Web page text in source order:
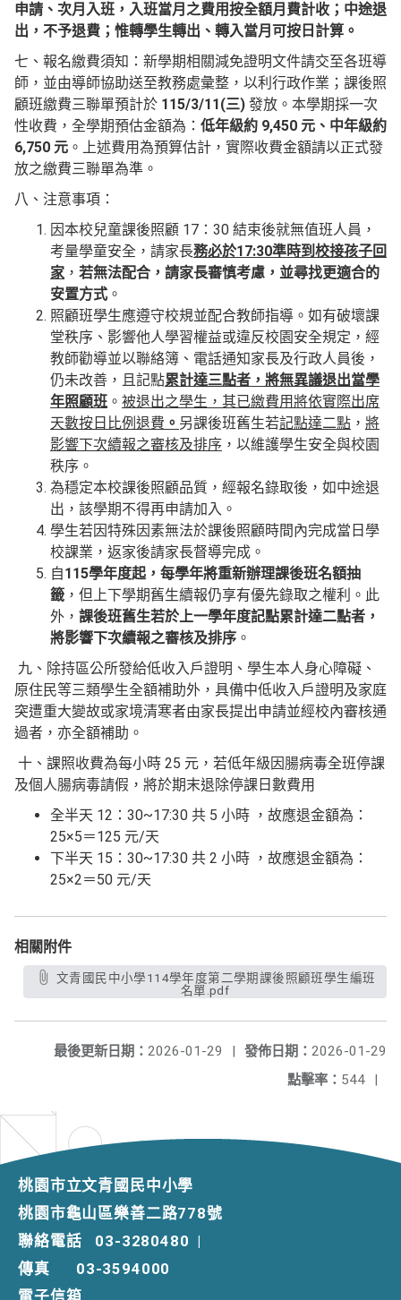
申請、次月入班，入班當月之費用按全額月費計收；中途退
出，不予退費；惟轉學生轉出、轉入當月可按日計算。
七、報名繳費須知：新學期相關減免證明文件請交至各班導
師，並由導師協助送至教務處彙整，以利行政作業；課後照
顧班繳費三聯單預計於 115/3/11(三) 發放。本學期採一次
性收費，全學期預估金額為： 低年級約 9,450 元、中年級約
6,750 元 。上述費用為預算估計，實際收費金額請以正式發
放之繳費三聯單為準。
八、注意事項：
因本校兒童課後照顧 17：30 結束後就無值班人員，
考量學童安全，請家長務必於17:30準時到校接孩子回
家 ， 若無法配合，請家長審慎考慮，並尋找更適合的
安置方式 。
照顧班學生應遵守校規並配合教師指導。如有破壞課
堂秩序、影響他人學習權益或違反校園安全規定，經
教師勸導並以聯絡簿、電話通知家長及行政人員後，
仍未改善，且記點累計達三點者，將無異議退出當學
年照顧班 。 被退出之學生，其已繳費用將依實際出席
天數按日比例退費 。 另課後班舊生若記點達二點 ， 將
影響下次續報之審核及排序 ，以維護學生安全與校園
秩序。
為穩定本校課後照顧品質，經報名錄取後，如中途退
出，該學期不得再申請加入。
學生若因特殊因素無法於課後照顧時間內完成當日學
校課業，返家後請家長督導完成。
自115學年度起，每學年將重新辦理課後班名額抽
籤 ，但上下學期舊生續報仍享有優先錄取之權利。此
外， 課後班舊生若於上一學年度記點累計達二點者，
將影響下次續報之審核及排序 。
九、除持區公所發給低收入戶證明、學生本人身心障礙、
原住民等三類學生全額補助外，具備中低收入戶證明及家庭
突遭重大變故或家境清寒者由家長提出申請並經校內審核通
過者，亦全額補助。
十、課照收費為每小時 25 元，若低年級因腸病毒全班停課
及個人腸病毒請假，將於期末退除停課日數費用
全半天 12：30~17:30 共 5 小時 ，故應退金額為：
25×5＝125 元/天
下半天 15：30~17:30 共 2 小時 ，故應退金額為：
25×2＝50 元/天
相關附件
名單.pdf
發佈日期： 2026-01-29
最後更新日期： 2026-01-29
|
點擊率： 544 |
桃園市立文青國民中小學
桃園市龜山區樂善二路778號
聯絡電話
03-3280480 |
傳真
03-3594000
電子信箱